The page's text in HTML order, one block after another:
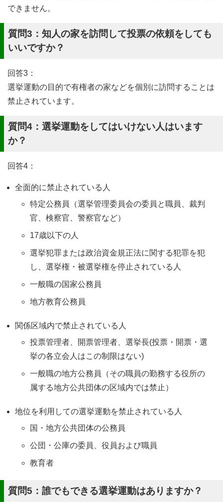
できません。
質問3：知人の家を訪問して投票の依頼をしても
いいですか？
回答3：
選挙運動の目的で有権者の家などを個別に訪問することは
禁止されています。
質問4：選挙運動をしてはいけない人はいます
か？
回答4：
全面的に禁止されている人
特定公務員（選挙管理委員会の委員と職員、裁判
官、検察官、警察官など）
17歳以下の人
選挙犯罪または政治資金規正法に関する犯罪を犯
し、選挙権・被選挙権を停止されている人
一般職の国家公務員
地方教育公務員
関係区域内で禁止されている人
投票管理者、開票管理者、選挙長(投票・開票・選
挙の各立会人はこの制限はない)
一般職の地方公務員（その職員の勤務する役所の
属する地方公共団体の区域内では禁止）
地位を利用しての選挙運動を禁止されている人
国・地方公共団体の公務員
公団・公庫の委員、役員および職員
教育者
質問5：誰でもできる選挙運動はありますか？